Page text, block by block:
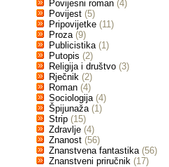
Povijesni roman (4)
Povijest (5)
Pripovijetke (11)
Proza (9)
Publicistika (1)
Putopis (2)
Religija i društvo (3)
Rječnik (2)
Roman (4)
Sociologija (4)
Špijunaža (1)
Strip (15)
Zdravlje (4)
Znanost (56)
Znanstvena fantastika (56)
Znanstveni priručnik (17)